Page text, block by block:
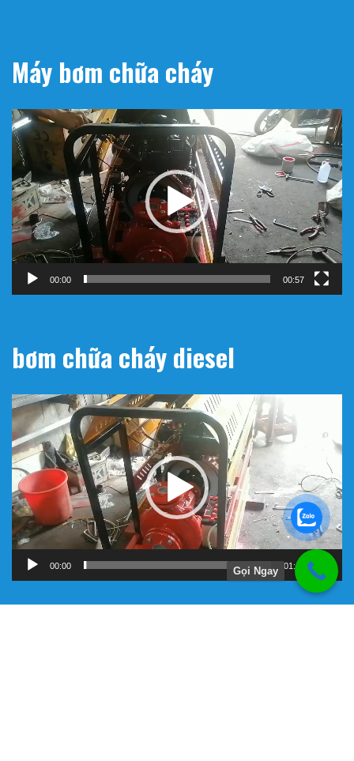
Máy bơm chữa cháy
Trình
chơi
Video
00:00 00:57
bơm chữa cháy diesel
Trình
chơi
Video
00:00 01:11
Gọi Ngay